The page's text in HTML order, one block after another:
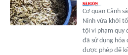
Cơ quan Cảnh
Ninh vừa khởi
tội vi phạm quy
đã sử dụng hóa
được phép để